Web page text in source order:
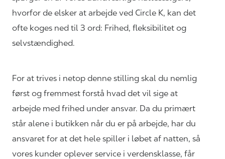
hvorfor de elsker at arbejde ved Circle K, kan det
ofte koges ned til 3 ord: Frihed, fleksibilitet og
selvstændighed.
For at trives i netop denne stilling skal du nemlig
først og fremmest forstå hvad det vil sige at
arbejde med frihed under ansvar. Da du primært
står alene i butikken når du er på arbejde, har du
ansvaret for at det hele spiller i løbet af natten, så
vores kunder oplever service i verdensklasse, får